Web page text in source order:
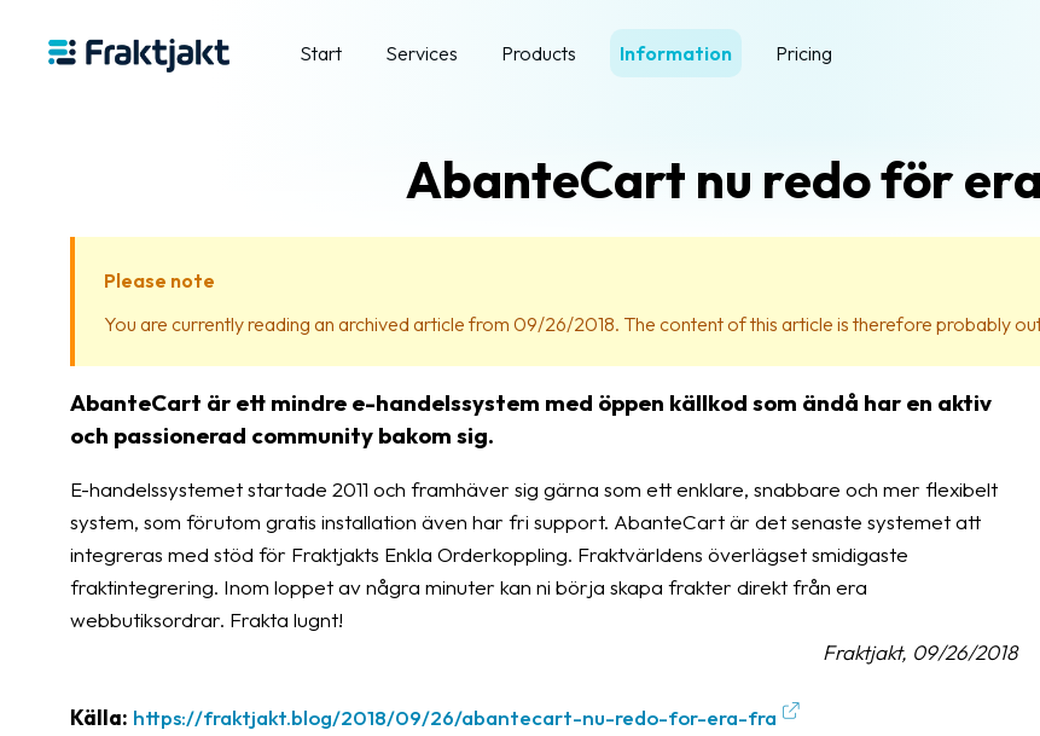
Start Services Products Information Pricing
AbanteCart nu redo för
Please note
You are currently reading an archived article from 09/26/2018. The content of this article is therefore probably
AbanteCart är ett mindre e-handelssystem med öppen källkod som ändå har en aktiv
och passionerad community bakom sig.
E-handelssystemet startade 2011 och framhäver sig gärna som ett enklare, snabbare och mer flexibelt
system, som förutom gratis installation även har fri support. AbanteCart är det senaste systemet att
integreras med stöd för Fraktjakts Enkla Orderkoppling. Fraktvärldens överlägset smidigaste
fraktintegrering. Inom loppet av några minuter kan ni börja skapa frakter direkt från era
webbutiksordrar. Frakta lugnt!
Fraktjakt, 09/26/2018
Källa: https://fraktjakt.blog/2018/09/26/abantecart-nu-redo-for-era-fra